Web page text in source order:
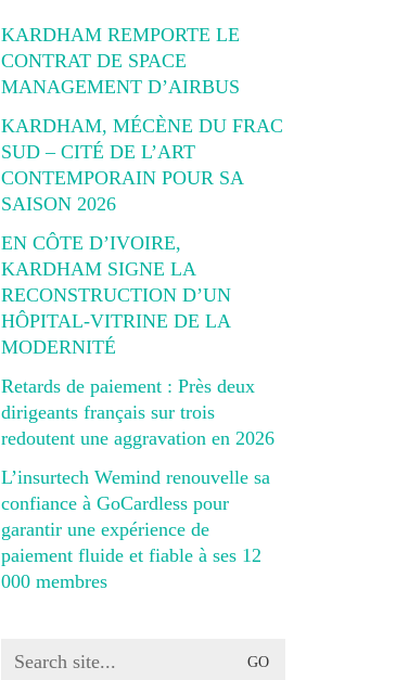
KARDHAM REMPORTE LE
CONTRAT DE SPACE
MANAGEMENT D’AIRBUS
KARDHAM, MÉCÈNE DU FRAC
SUD – CITÉ DE L’ART
CONTEMPORAIN POUR SA
SAISON 2026
EN CÔTE D’IVOIRE,
KARDHAM SIGNE LA
RECONSTRUCTION D’UN
HÔPITAL-VITRINE DE LA
MODERNITÉ
Retards de paiement : Près deux
dirigeants français sur trois
redoutent une aggravation en 2026
L’insurtech Wemind renouvelle sa
confiance à GoCardless pour
garantir une expérience de
paiement fluide et fiable à ses 12
000 membres
Search